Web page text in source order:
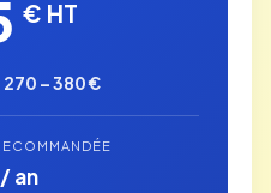
€ HT
270 – 380 €
an